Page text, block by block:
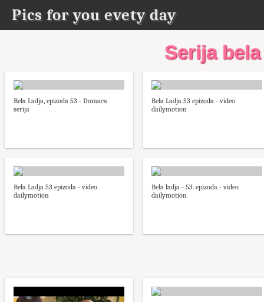
Pics for you evety day
Serija
Bela Ladja, epizoda 53 - Domaca
serija
Bela Ladja 53 epizoda - video
dailymotion
Bela Ladja 53 epizoda - video
dailymotion
Bela ladja - 53. epizoda - video
dailymotion